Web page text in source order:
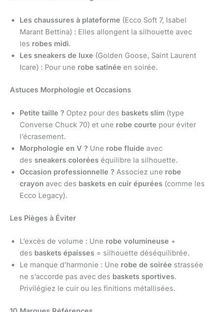
Les chaussures à plateforme (Ecco Soft 7, Isabel
Marant Bettina) : Elles allongent la silhouette avec
les robes midi.
Les sneakers de luxe (Golden Goose, Saint Laurent
Icare) : Pour une robe satinée en soirée.
Astuces Morphologie et Occasions
Petite taille ? Optez pour des baskets slim (type
Converse Chuck 70) et une robe courte pour éviter
l’écrasement.
Morphologie en V ? Une robe fluide avec
des sneakers colorées équilibre la silhouette.
Occasion professionnelle ? Associez une robe
crayon avec des baskets en cuir épurées (comme les
Ecco Legacy).
Les Pièges à Éviter
L’excès de volume : Une robe volumineuse +
des baskets épaisses = silhouette déséquilibrée.
Le manque d’harmonie : Une robe de soirée strassée
ne s’accorde pas avec des baskets sportives.
Privilégiez le cuir ou les finitions métallisées.